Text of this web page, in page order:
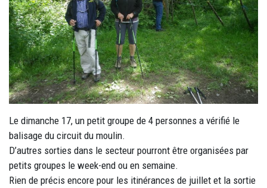
Le dimanche 17, un petit groupe de 4 personnes a vérifié le
balisage du circuit du moulin.
D’autres sorties dans le secteur pourront être organisées par
petits groupes le week-end ou en semaine.
Rien de précis encore pour les itinérances de juillet et la sortie